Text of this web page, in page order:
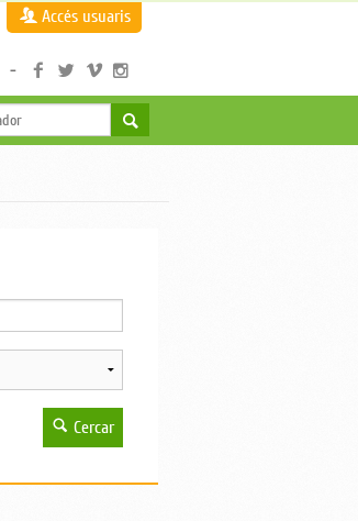
Accés usuaris
Cercar